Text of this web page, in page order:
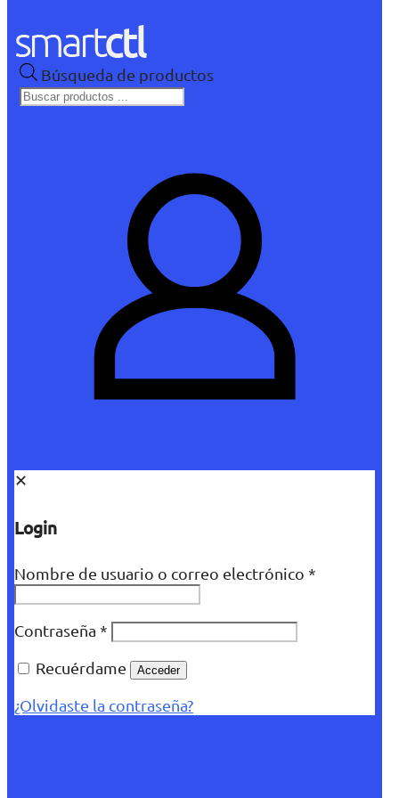
Búsqueda de productos
✕
Login
Nombre de usuario o correo electrónico *
Contraseña *
Recuérdame
Acceder
¿Olvidaste la contraseña?